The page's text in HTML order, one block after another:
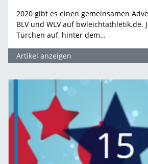
2020 gibt es einen gemeinsamen
BLV und WLV auf bwleichtathletik.de.
Türchen auf, hinter dem…
Artikel anzeigen